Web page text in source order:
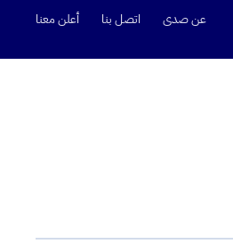
عن صدى اتصل بنا أعلن معنا